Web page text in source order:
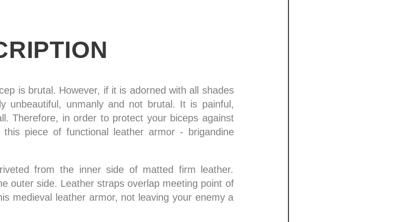
is brutal. However, if it is adorned with all shades
unbeautiful, unmanly and not brutal. It is painful,
Therefore, in order to protect your biceps against
this piece of functional leather armor - brigandine
from the inner side of matted firm leather.
outer side. Leather straps overlap meeting point of
medieval leather armor, not leaving your enemy a